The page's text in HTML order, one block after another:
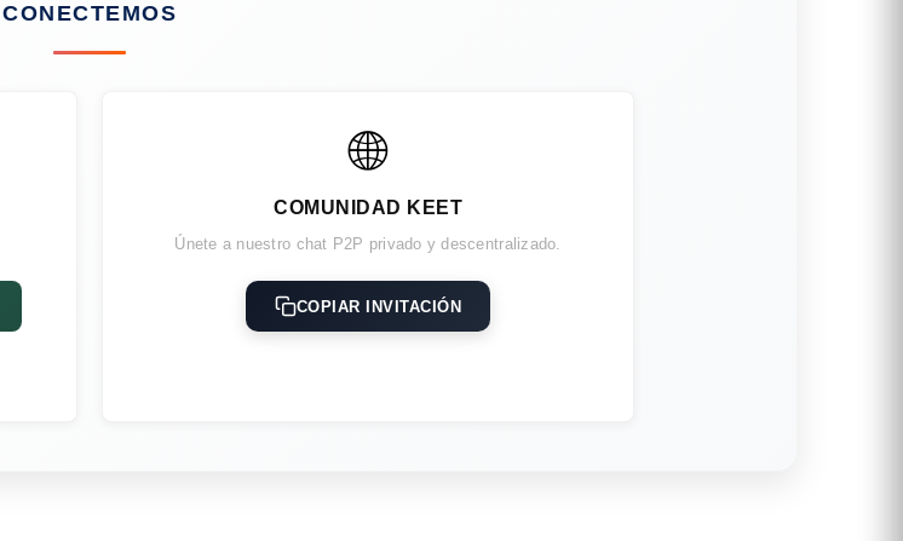
CONECTEMOS
🌐
COMUNIDAD KEET
Únete a nuestro chat P2P privado y descentralizado.
COPIAR INVITACIÓN